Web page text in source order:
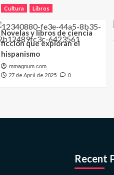
Cultura Libros
Novelas y libros de ciencia
ficción que exploran el
hispanismo
mmagnum.com
27 de April de 2025 0
Recent